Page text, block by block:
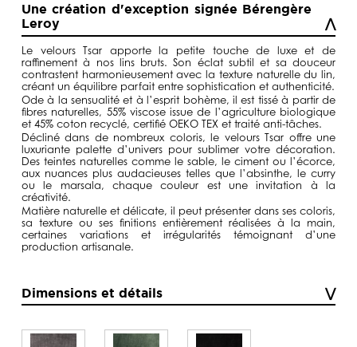
5,00€
Une création d'exception signée Bérengère
Leroy
Le velours Tsar apporte la petite touche de luxe et de
raffinement à nos lins bruts. Son éclat subtil et sa douceur
contrastent harmonieusement avec la texture naturelle du lin,
créant un équilibre parfait entre sophistication et authenticité.
Ode à la sensualité et à l’esprit bohème, il est tissé à partir de
fibres naturelles, 55% viscose issue de l’agriculture biologique
et 45% coton recyclé, certifié OEKO TEX et traité anti-tâches.
Décliné dans de nombreux coloris, le velours Tsar offre une
luxuriante palette d’univers pour sublimer votre décoration.
Des teintes naturelles comme le sable, le ciment ou l’écorce,
aux nuances plus audacieuses telles que l’absinthe, le curry
ou le marsala, chaque couleur est une invitation à la
créativité.
Matière naturelle et délicate, il peut présenter dans ses coloris,
sa texture ou ses finitions entièrement réalisées à la main,
certaines variations et irrégularités témoignant d’une
production artisanale.
Dimensions et détails